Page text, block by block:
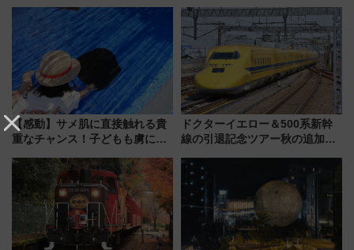
神秘的なデザイン
【感動】サメ肌に直接触れる貴
重なチャンス！子どもも虜にな
メのタッチングプール」【夏休
み限定企画】
ドクターイエロー＆500系新幹
線の引退記念ツアー秋の追加企
ホテル情報まとめ